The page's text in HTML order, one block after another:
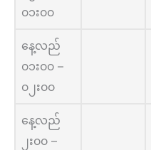
၀၁း၀၀
နေ့လည်
၀၁း၀၀ –
၀၂း၀၀
နေ့လည်
၂း၀၀ –